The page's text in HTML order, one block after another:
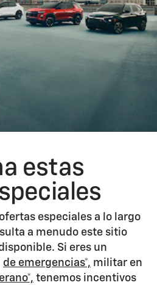
estas
especiales a lo largo
a menudo este sitio
Si eres un
de emergencias*, militar en
tenemos incentivos